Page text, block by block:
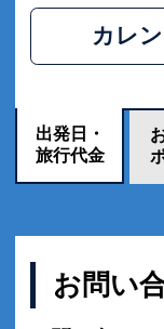
カレ
出発日・
旅行代金
お問い